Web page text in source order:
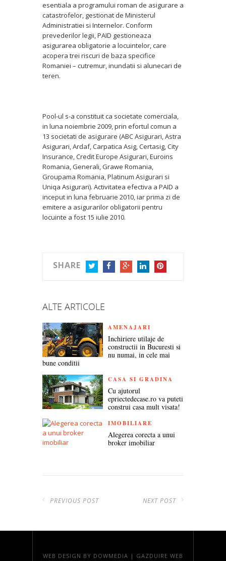
esentiala a programului roman de asigurare a
catastrofelor, gestionat de Ministerul
Administratiei si Internelor. Conform
prevederilor legii, PAID gestioneaza
asigurarea obligatorie a locuintelor, care
acopera trei riscuri de baza specifice
Romaniei – cutremur, inundatii si alunecari de
teren.
Pool-ul s-a constituit ca societate comerciala,
in luna noiembrie 2009, prin efortul comun a
13 societati de asigurare (ABC Asigurari, Astra
Asigurari, Ardaf, Carpatica Asig, Certasig, City
Insurance, Credit Europe Asigurari, Euroins
Romania, Generali, Grawe Romania,
Groupama Romania, Platinum Asigurari si
Uniqa Asigurari). Activitatea efectiva a PAID a
inceput in luna februarie 2010, iar prima zi de
emitere a asigurarilor obligatorii pentru
locuinte a fost 15 iulie 2010.
SHARE
ALTE ARTICOLE
AMENAJARI
Inchiriere utilaje de
constructii in Bucuresti si
nu numai, in cele mai
bune conditii
CASA SI GRADINA
Cu ajutorul
epriectedecase.ro va puteti
construi casa mult visata!
IMOBILIARE
Alegerea corecta a unui
broker imobiliar
PREVIOUS POST NEXT POST
WEB DESIGN BY DOWMEDIA | GAZDUIRE WEB